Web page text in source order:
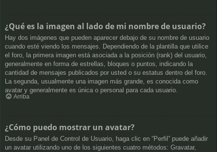
¿Qué es la imagen al lado de mi nombre de usuario?
Hay dos imágenes que pueden aparecer debajo de su nombre de usuario
cuando esté viendo los mensajes. Dependiendo de la plantilla que utilice
el foro, la primera imagen está asociada a la posición (rank) del usuario,
generalmente en forma de estrellas, bloques o puntos, indicando la
cantidad de mensajes publicados por usted o su estatus dentro del foro.
La segunda, usualmente una imagen más grande, es conocida como
avatar y generalmente es única o personal para cada usuario.
Arriba
¿Cómo puedo mostrar un avatar?
Desde su Panel de Control de Usuario, haga clic en “Perfil” puede añadir
un avatar utilizando uno de los siguientes cuatro métodos: Gravatar,